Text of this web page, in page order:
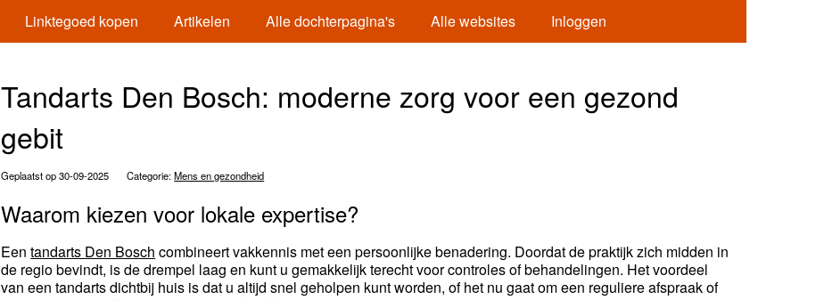
Linktegoed kopen Artikelen Alle dochterpagina's Alle websites Inloggen
Tandarts Den Bosch: moderne zorg voor een gezond
gebit
Geplaatst op 30-09-2025 Categorie:Mens en gezondheid
Waarom kiezen voor lokale expertise?
Eentandarts Den Bosch combineert vakkennis met een persoonlijke benadering. Doordat de praktijk zich midden in
de regio bevindt, is de drempel laag en kunt u gemakkelijk terecht voor controles of behandelingen. Het voordeel
van een tandarts dichtbij huis is dat u altijd snel geholpen kunt worden, of het nu gaat om een reguliere afspraak of